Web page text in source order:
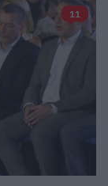
11